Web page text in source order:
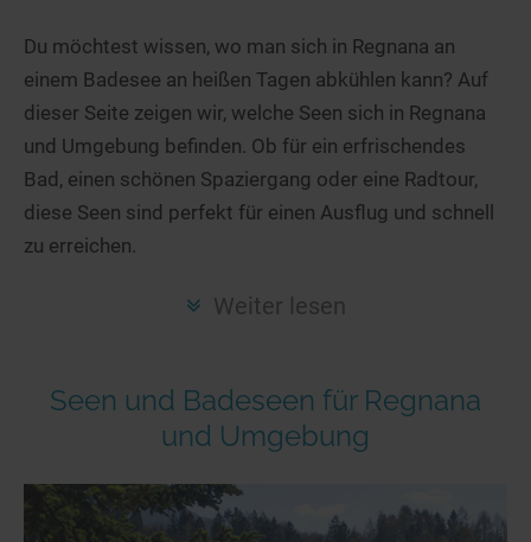
Stand Up Paddeling
Kitesurfen
Kanu- & Kajaktouren
Badeseen in Deutschland
Genuss pur
Wellness am See
Urlaub an der Küste
Direkt am Wasser
Unterkünfte
Ferienwohnungen
Hausboote
Camping
Ferienwohnungen
Hausboote
Camping am See
Top-Hotels
Top-Hotel Empfehlungen
Familienhotels
Ausgefallenes
Hundefreundliche Unterkünfte
Finde Deinen See
Seen in Deiner Nähe
Seen in Deutschland
Seen in Europa
Strandbad-Verzeichnis
Überwachte Badestellen
Top Seen nach Bundesländern
Deutschlands Lieblingsseen
Du möchtest wissen, wo man sich in Regnana an
einem Badesee an heißen Tagen abkühlen kann? Auf
dieser Seite zeigen wir, welche Seen sich in Regnana
und Umgebung befinden. Ob für ein erfrischendes
Bad, einen schönen Spaziergang oder eine Radtour,
diese Seen sind perfekt für einen Ausflug und schnell
zu erreichen.
Weiter lesen
Seen und Badeseen für Regnana
und Umgebung